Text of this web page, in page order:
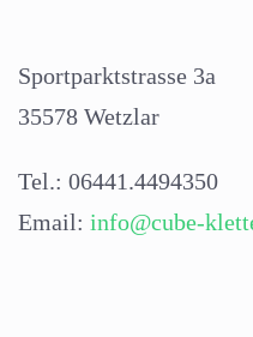
Sportparktstrasse 3a
35578 Wetzlar
Tel.: 06441.4494350
Email: info@cube-